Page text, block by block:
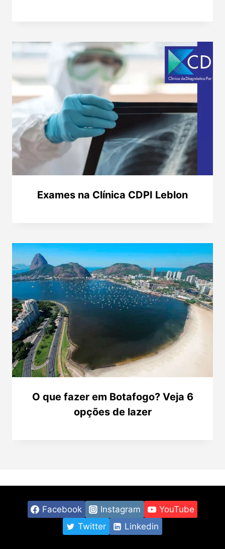
Exames na Clínica CDPI Leblon
O que fazer em Botafogo? Veja 6
opções de lazer
Facebook Instagram
YouTube
Twitter
Linkedin